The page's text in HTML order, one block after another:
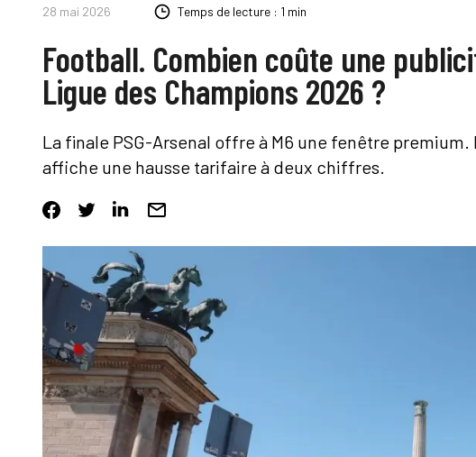
28 mai 2026 Temps de lecture : 1 min
Football. Combien coûte une
Ligue des Champions 2026 ?
La finale PSG-Arsenal offre à M6 une fenêtre
affiche une hausse tarifaire à deux chiffres.